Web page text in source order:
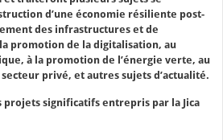
d’une économie résiliente post-
des infrastructures et de
la promotion de la digitalisation, au
à la promotion de l’énergie verte, au
privé, et autres sujets d’actualité.
projets significatifs entrepris par la Jica